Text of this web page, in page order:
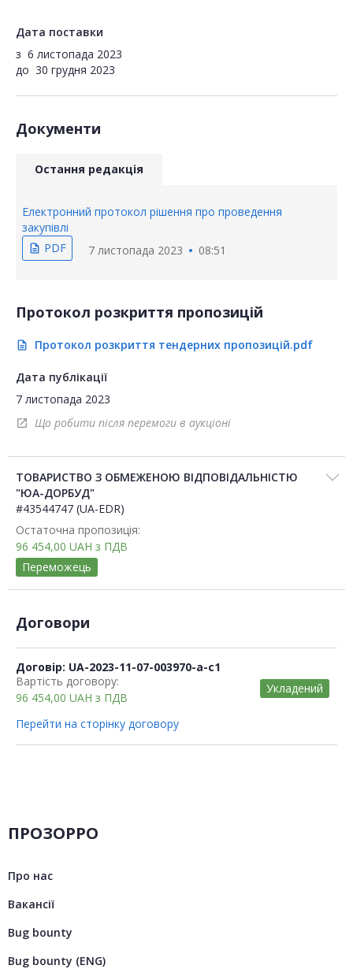
Дата поставки
з 6 листопада 2023
до 30 грудня 2023
Документи
Остання редакція
Електронний протокол рішення про проведення
закупівлі
description PDF 7 листопада 2023 08:51
Протокол розкриття пропозицій
description Протокол розкриття тендерних пропозицій.pdf
Дата публікації
7 листопада 2023
open_in_new Що робити після перемоги в аукціоні
ТОВАРИСТВО З ОБМЕЖЕНОЮ ВІДПОВІДАЛЬНІСТЮ
"ЮА-ДОРБУД"
#43544747 (UA-EDR)
Остаточна пропозиція:
96 454,00 UAH з ПДВ
Переможець
Договори
Договір: UA-2023-11-07-003970-a-c1
Вартість договору:
96 454,00 UAH з ПДВ
Укладений
Перейти на сторінку договору
ПРОЗОРРО
Про нас
Вакансії
Bug bounty
Bug bounty (ENG)